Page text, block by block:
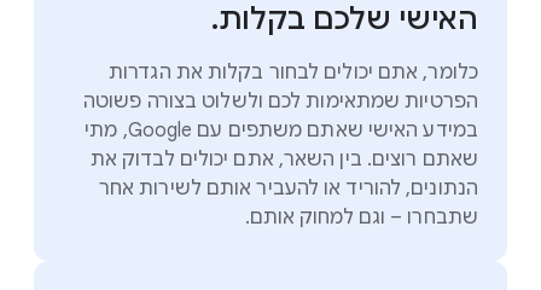
האישי שלכם בקלות.
כלומר, אתם יכולים לבחור בקלות את הגדרות
הפרטיות שמתאימות לכם ולשלוט בצורה פשוטה
במידע האישי שאתם משתפים עם Google, מתי
שאתם רוצים. בין השאר, אתם יכולים לבדוק את
הנתונים, להוריד או להעביר אותם לשירות אחר
שתבחרו – וגם למחוק אותם.